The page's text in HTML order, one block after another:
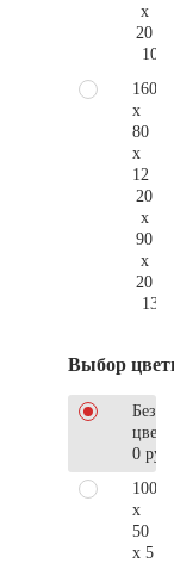
x
20
160
x
80
x
12
20
x
90
x
20
Выбор
Без
0 руб.
100
x
50
x 5